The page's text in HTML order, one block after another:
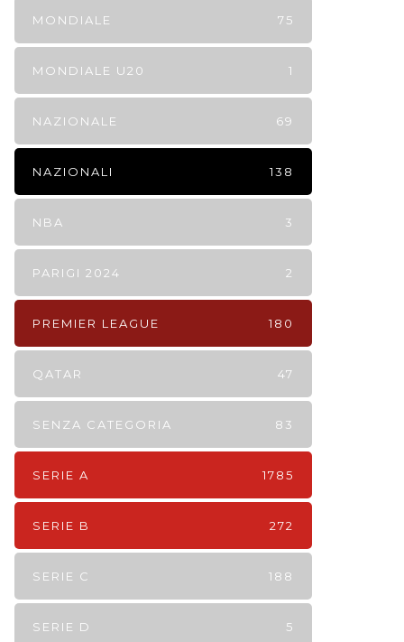
MONDIALE 75
MONDIALE U20 1
NAZIONALE 69
NAZIONALI 138
NBA 3
PARIGI 2024 2
PREMIER LEAGUE 180
QATAR 47
SENZA CATEGORIA 83
SERIE A 1785
SERIE B 272
SERIE C 188
SERIE D 5